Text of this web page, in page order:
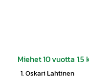
Miehet 10 vuotta 1.5
1. Oskari